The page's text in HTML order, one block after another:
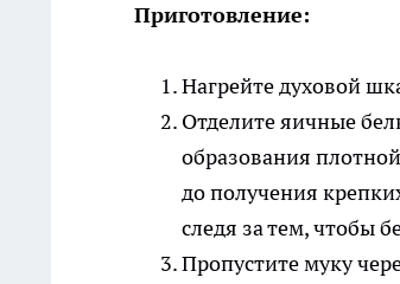
Приготовление:
Нагрейте духовой
Отделите яичные
образования
до получения
следя за тем, чтобы
Пропустите муку